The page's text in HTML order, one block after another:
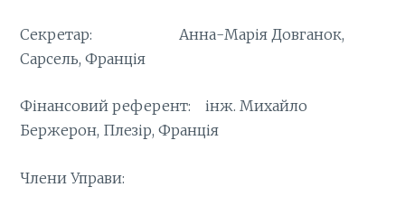
Секретар: Анна-Марія Довганок,
Сарсель, Франція
Фінансовий референт: інж. Михайло
Бержерон, Плезір, Франція
Члени Управи: